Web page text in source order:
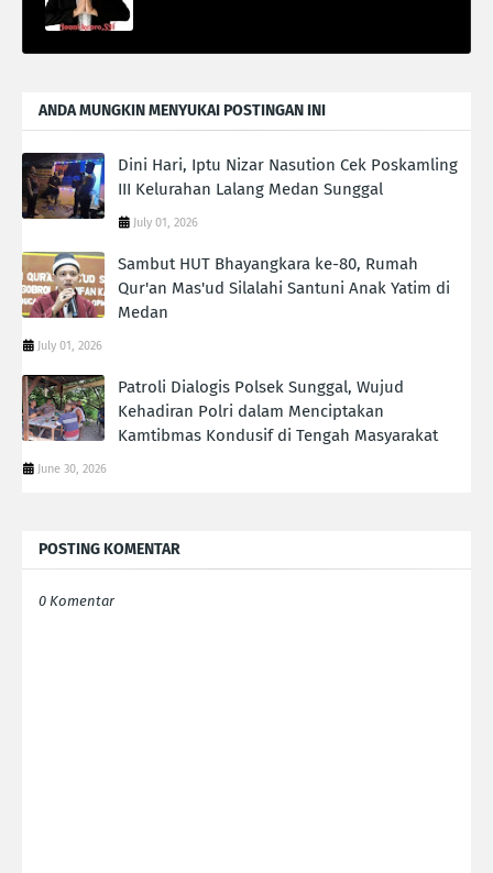
ANDA MUNGKIN MENYUKAI POSTINGAN INI
Dini Hari, Iptu Nizar Nasution Cek Poskamling
III Kelurahan Lalang Medan Sunggal
July 01, 2026
Sambut HUT Bhayangkara ke-80, Rumah
Qur'an Mas'ud Silalahi Santuni Anak Yatim di
Medan
July 01, 2026
Patroli Dialogis Polsek Sunggal, Wujud
Kehadiran Polri dalam Menciptakan
Kamtibmas Kondusif di Tengah Masyarakat
June 30, 2026
POSTING KOMENTAR
0 Komentar